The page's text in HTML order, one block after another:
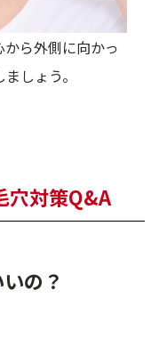
ら外側に向かっ
しょう。
穴対策Q&A
の？